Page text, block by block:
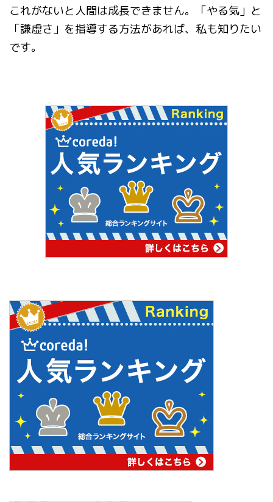
これがないと人間は成長できません。「やる気」と
「謙虚さ」を指導する方法があれば、私も知りたい
です。